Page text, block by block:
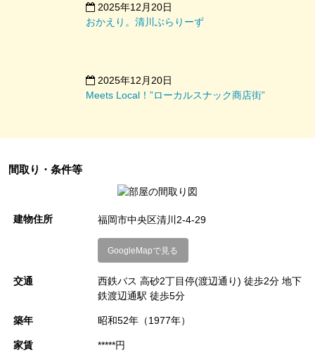
そして、魅力的なのが収納量。
この部屋は派手なデザインではなく、何かを主張するようなデ
ザインでもありません。
多くの方のライフスタイルを受け入れ、心地よく過ごすことが
できるのではないでしょうか。
個人的には、とがったデザインもレトロで雰囲気たっぷりの部
この部屋を見ると「やっぱ住むならナチュラル系の定番デザイ
ンでしょっ！」と思うわけです。
2025年12月20日
おかえり。清川ぶらりーず
2025年12月20日
Meets Local！”ローカルスナック商店街”
間取り・条件等
建物住所 福岡市中央区清川2-4-29
GoogleMapで見る
交通
西鉄バス 高砂2丁目停(渡辺通り) 徒歩2分 地下
鉄渡辺通駅 徒歩5分
築年 昭和52年（1977年）
家賃 *****円